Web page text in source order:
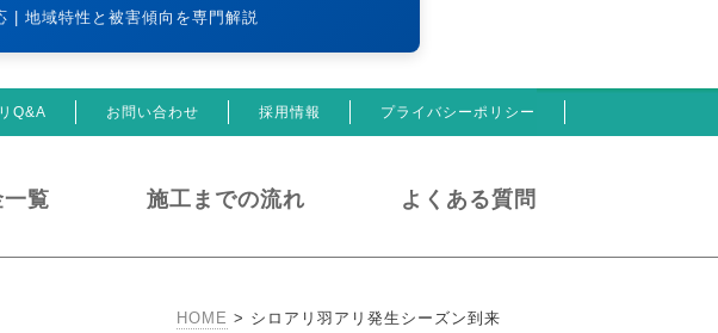
| 地域特性と被害傾向を専門解説
Q&A お問い合わせ 採用情報 プライバシーポリシー
覧 施工までの流れ よくある質問
HOME > シロアリ羽アリ発生シーズン到来